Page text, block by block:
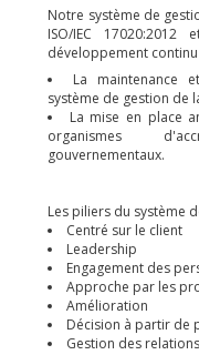
Notre système de
ISO/IEC
développement continu
La maintenance
système de gestion de
La mise en place
organismes
gouvernementaux.
Les piliers du système
Centré sur le client
Leadership
Engagement des
Approche par les
Amélioration
Décision à partir de
Gestion des relations